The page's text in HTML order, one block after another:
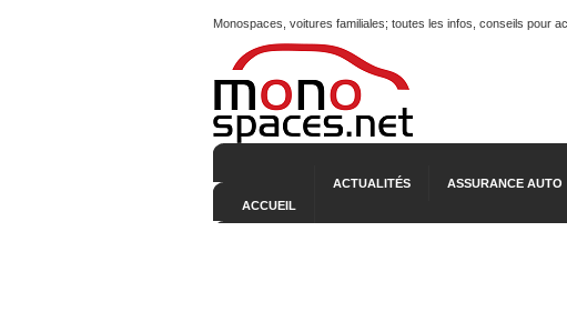
Monospaces, voitures familiales; toutes les infos, conseils pour
ACCUEIL
ACTUALITÉS ASSURANCE AUTO